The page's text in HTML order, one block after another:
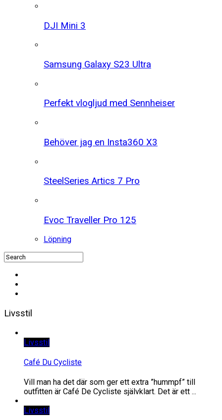
DJI Mini 3
Samsung Galaxy S23 Ultra
Perfekt vlogljud med Sennheiser
Behöver jag en Insta360 X3
SteelSeries Artics 7 Pro
Evoc Traveller Pro 125
Löpning
Livsstil
Livsstil
Café Du Cycliste
Vill man ha det där som ger ett extra ”hummpf” till
outfitten är Café De Cycliste självklart. Det är ett ...
Livsstil